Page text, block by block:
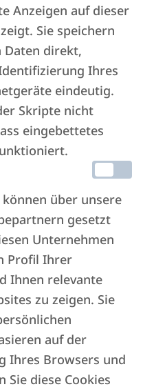
Anzeigen auf dieser
Sie speichern
Daten direkt,
Ihres
eindeutig.
Skripte nicht
eingebettetes
über unsere
gesetzt
Unternehmen
Profil Ihrer
Ihnen relevante
zu zeigen. Sie
auf der
Ihres Browsers und
diese Cookies